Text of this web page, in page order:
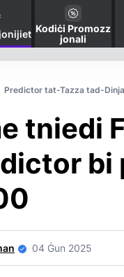
Kodiċi Promozz
jonali
Predictor tat-Tazza tad-
tniedi
bi
04 Ġun 2025